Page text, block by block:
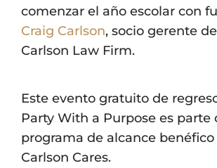
comenzar el año escolar con
Craig Carlson, socio gerente
Carlson Law Firm.
Este evento gratuito de
Party With a Purpose es parte
programa de alcance
Carlson Cares.